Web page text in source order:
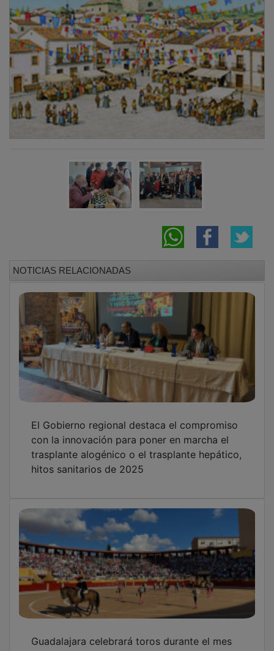
con la innovación para poner en marcha el
trasplante alogénico o el trasplante hepático,
hitos sanitarios de 2025
de mayo